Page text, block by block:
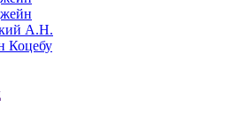
А.Н.
Коцебу